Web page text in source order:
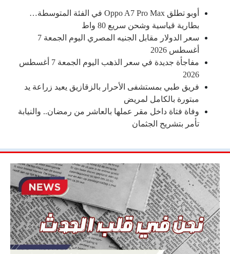
أوبو تطلق Oppo A7 Pro Max في الفئة المتوسطة…
بطارية قياسية وشحن سريع 80 واط
سعر الدولار مقابل الجنيه المصري اليوم الجمعة 7
أغسطس 2026
مفاجأة جديدة في سعر الذهب اليوم الجمعة 7 أغسطس
2026
فريق طبي بمستشفى الأحرار بالزقازيق يعيد زراعة يد
مبتورة بالكامل لمريض
وفاة فتاة داخل مقر عملها بالعاشر من رمضان.. والنيابة
تأمر بتشريح الجثمان